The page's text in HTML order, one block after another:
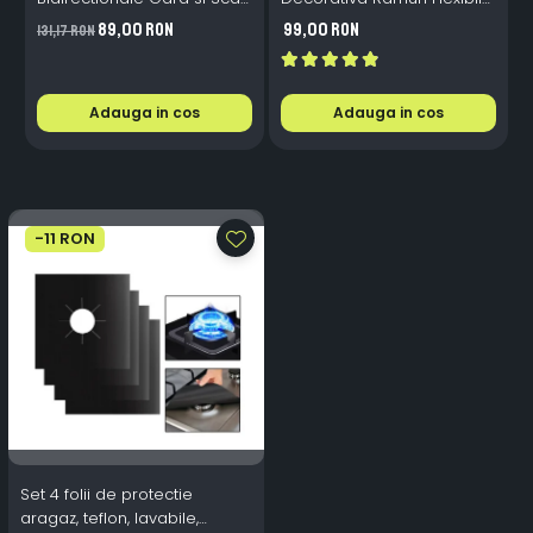
- 200mAh, IP65, Alb Cald,
131,17 RON89,00 RON
Adauga in cos
1.6m 72 LED USB
Telecomanda
99,00 RON
Adauga in cos
-11 RON
Set 4 folii de protectie
aragaz, teflon, lavabile,